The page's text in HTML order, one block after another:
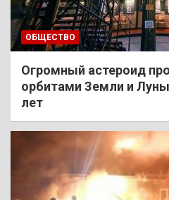
ОБЩЕСТВО
Огромный астероид
орбитами Земли и
лет